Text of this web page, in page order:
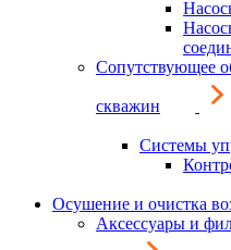
Сопутствующее
скважин
Системы
Осушение и очистка
Аксессуары и